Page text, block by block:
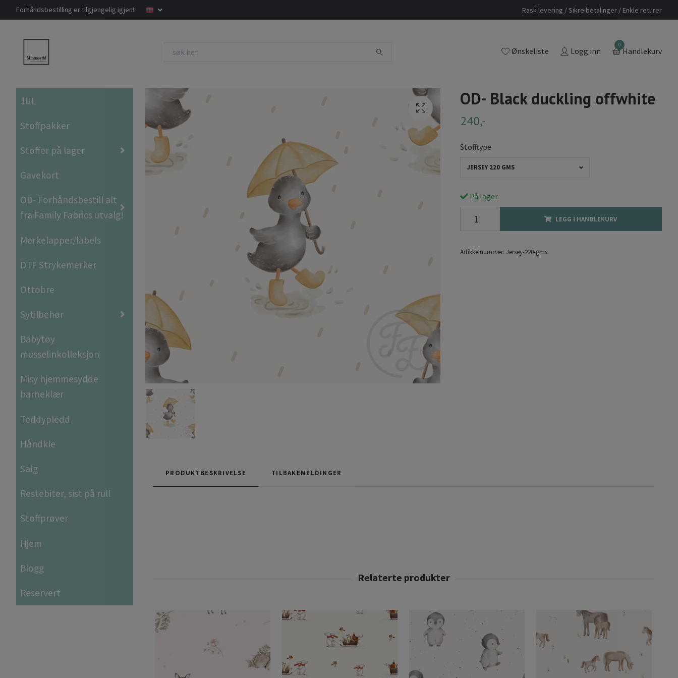
Forhåndsbestilling er tilgjengelig igjen! Rask levering / Sikre betalinger / Enkle returer
Ønskeliste Logg inn
0
Handlekurv
JUL
Stoffpakker
Stoffer på lager
Gavekort
OD- Forhåndsbestill alt
fra Family Fabrics utvalg!
Merkelapper/labels
DTF Strykemerker
Ottobre
Sytilbehør
Babytøy
musselinkolleksjon
Misy hjemmesydde
barneklær
Teddypledd
Håndkle
Salg
Restebiter, sist på rull
Stoffprøver
Hjem
Blogg
Reservert
OD- Black duckling offwhite
240,-
Stofftype
JERSEY 220 GMS
På lager.
LEGG I HANDLEKURV
Artikkelnummer: Jersey-220-gms
PRODUKTBESKRIVELSE TILBAKEMELDINGER